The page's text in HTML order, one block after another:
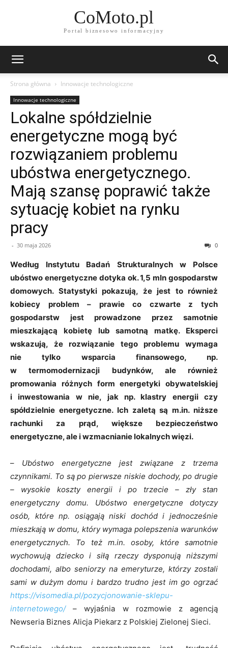
CoMoto.pl
Portal biznesowo informacyjny
Strona główna Innowacje technologiczne
Innowacje technologiczne
Lokalne spółdzielnie
energetyczne mogą być
rozwiązaniem problemu
ubóstwa energetycznego.
Mają szansę poprawić także
sytuację kobiet na rynku
pracy
- 30 maja 2026 0
Według Instytutu Badań Strukturalnych w Polsce
ubóstwo energetyczne dotyka ok. 1,5 mln gospodarstw
domowych. Statystyki pokazują, że jest to również
kobiecy problem – prawie co czwarte z tych
gospodarstw jest prowadzone przez samotnie
mieszkającą kobietę lub samotną matkę. Eksperci
wskazują, że rozwiązanie tego problemu wymaga
nie tylko wsparcia finansowego, np.
w termomodernizacji budynków, ale również
promowania różnych form energetyki obywatelskiej
i inwestowania w nie, jak np. klastry energii czy
spółdzielnie energetyczne. Ich zaletą są m.in. niższe
rachunki za prąd, większe bezpieczeństwo
energetyczne, ale i wzmacnianie lokalnych więzi.
– Ubóstwo energetyczne jest związane z trzema
czynnikami. To są po pierwsze niskie dochody, po drugie
– wysokie koszty energii i po trzecie – zły stan
energetyczny domu. Ubóstwo energetyczne dotyczy
osób, które np. osiągają niski dochód i jednocześnie
mieszkają w domu, który wymaga polepszenia warunków
energetycznych. To też m.in. osoby, które samotnie
wychowują dziecko i siłą rzeczy dysponują niższymi
dochodami, albo seniorzy na emeryturze, którzy zostali
sami w dużym domu i bardzo trudno jest im go ogrzać
https://visomedia.pl/pozycjonowanie-sklepu-
internetowego/
– wyjaśnia w rozmowie z agencją
Newseria Biznes Alicja Piekarz z Polskiej Zielonej Sieci.